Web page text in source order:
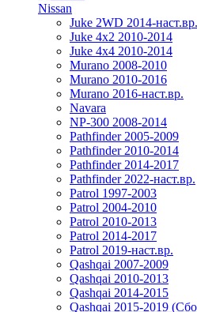
Nissan
Juke 2WD 2014-наст.вр.
Juke 4x2 2010-2014
Juke 4x4 2010-2014
Murano 2008-2010
Murano 2010-2016
Murano 2016-наст.вр.
Navara
NP-300 2008-2014
Pathfinder 2005-2009
Pathfinder 2010-2014
Pathfinder 2014-2017
Pathfinder 2022-наст.вр.
Patrol 1997-2003
Patrol 2004-2010
Patrol 2010-2013
Patrol 2014-2017
Patrol 2019-наст.вр.
Qashqai 2007-2009
Qashqai 2010-2013
Qashqai 2014-2015
Qashqai 2015-2019